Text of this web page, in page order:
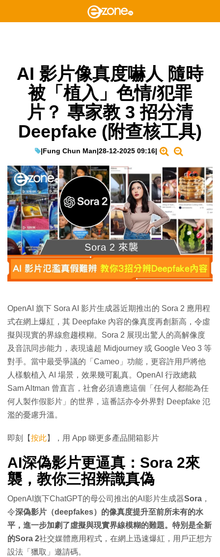
AI 影片像真度嚇人 隨時
被「植入」色情/犯罪
片？ 專家教 3 招分清
Deepfake (附查核工具)
|Fung Chun Man|28-12-2025 09:16|
OpenAI 旗下 Sora AI 影片生成器近期推出的 Sora 2 應用程
式在網上爆紅，其 Deepfake 內容的像真度再創新高，令虛
擬與現實的界線愈趨模糊。Sora 2 展現出驚人的高解像度
及音訊同步能力，表現遠超 Midjourney 或 Google Veo 3 等
對手。當中最受爭議的「Cameo」功能，更容許用戶將他
人樣貌植入 AI 場景，效果幾可亂真。OpenAI 行政總裁
Sam Altman 曾直言，社會必須適應這個「任何人都能為任
何人製作假影片」的世界，這番話亦令外界對 Deepfake 氾
濫的憂慮升溫。
即刻【按此】，用 App 睇更多產品開箱影片
AI深偽影片更逼真：Sora 2來
襲，教你三招辨識真偽
OpenAI旗下ChatGPT的母公司推出的AI影片生成器Sora ，
令深偽影片（deepfakes）的像真度提升至前所未有的水
平，進一步加劇了虛擬與現實界線模糊的難題。特別是全新
的Sora 2社交媒體應用程式，在網上迅速爆紅，用戶正想方
設法「獵取」邀請碼。